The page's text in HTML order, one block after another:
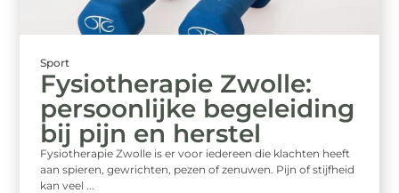
Sport
Fysiotherapie Zwolle:
persoonlijke begeleiding
bij pijn en herstel
Fysiotherapie Zwolle is er voor iedereen die klachten heeft
aan spieren, gewrichten, pezen of zenuwen. Pijn of stijfheid
kan veel ...